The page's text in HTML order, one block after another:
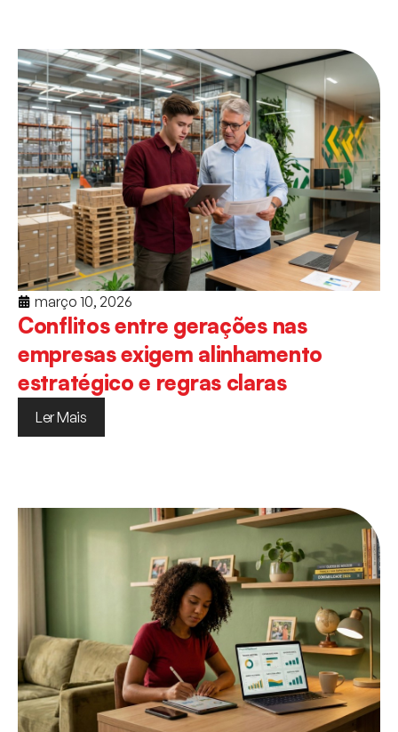
março 10, 2026
Conflitos entre gerações nas
empresas exigem alinhamento
estratégico e regras claras
Ler Mais